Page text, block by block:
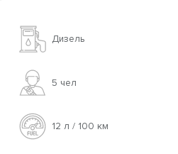
Дизель
5 чел
12 л / 100 км